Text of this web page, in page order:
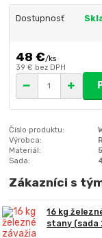
Dostupnosť
48 €/ks
39 € bez DPH
Číslo produktu:
Výrobca:
Materiál:
Sada:
Zákazníci s
16 kg
stany (sada